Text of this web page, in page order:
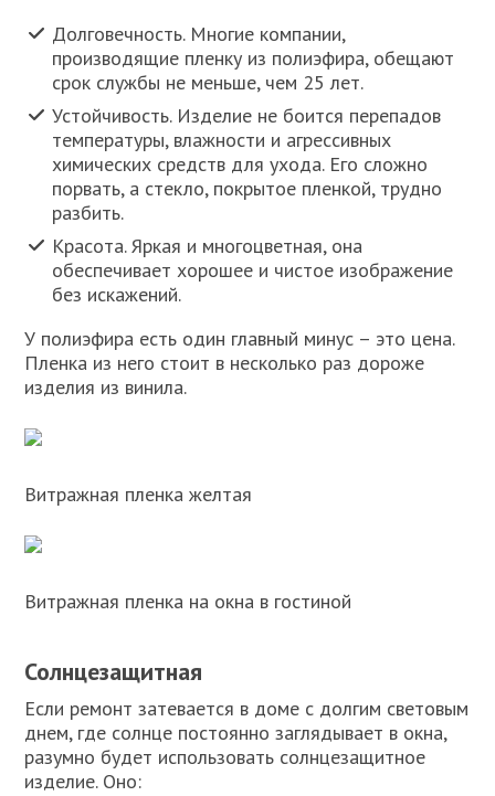
Долговечность. Многие компании,
производящие пленку из полиэфира, обещают
срок службы не меньше, чем 25 лет.
Устойчивость. Изделие не боится перепадов
температуры, влажности и агрессивных
химических средств для ухода. Его сложно
порвать, а стекло, покрытое пленкой, трудно
разбить.
Красота. Яркая и многоцветная, она
обеспечивает хорошее и чистое изображение
без искажений.
У полиэфира есть один главный минус – это цена.
Пленка из него стоит в несколько раз дороже
изделия из винила.
Витражная пленка желтая
Витражная пленка на окна в гостиной
Солнцезащитная
Если ремонт затевается в доме с долгим световым
днем, где солнце постоянно заглядывает в окна,
разумно будет использовать солнцезащитное
изделие. Оно: